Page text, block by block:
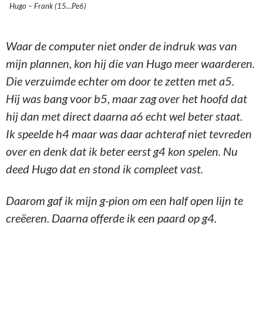
Hugo – Frank (15…Pe6)
Waar de computer niet onder de indruk was van
mijn plannen, kon hij die van Hugo meer waarderen.
Die verzuimde echter om door te zetten met a5.
Hij was bang voor b5, maar zag over het hoofd dat
hij dan met direct daarna a6 echt wel beter staat.
Ik speelde h4 maar was daar achteraf niet tevreden
over en denk dat ik beter eerst g4 kon spelen. Nu
deed Hugo dat en stond ik compleet vast.
Daarom gaf ik mijn g-pion om een half open lijn te
creëeren. Daarna offerde ik een paard op g4.